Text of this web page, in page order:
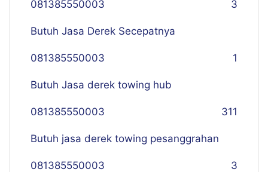
081385550003 3
Butuh Jasa Derek Secepatnya
081385550003 1
Butuh Jasa derek towing hub
081385550003 311
Butuh jasa derek towing pesanggrahan
081385550003 3